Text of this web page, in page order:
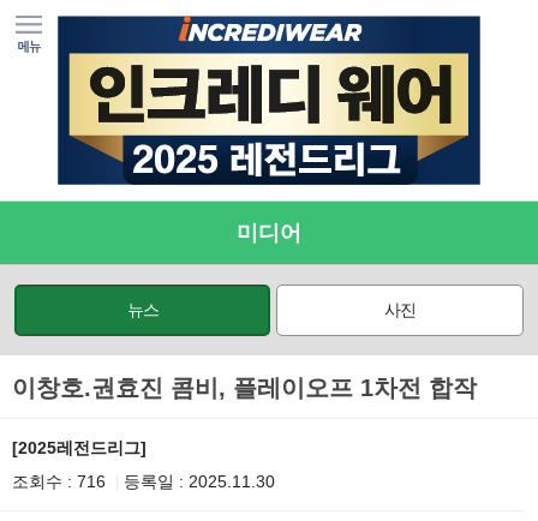
미디어
뉴스 사진
이창호.권효진 콤비, 플레이오프 1차전 합작
[2025레전드리그]
조회수 : 716
등록일 : 2025.11.30